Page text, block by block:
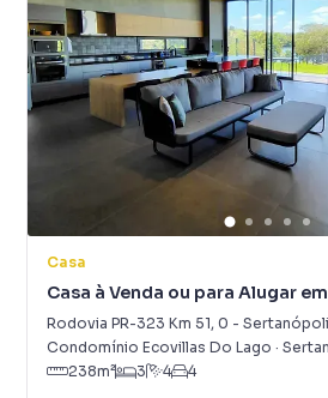
Casa
Casa à Venda ou para Alugar
Rodovia PR-323 Km 51, 0 -
Condomínio Ecovillas Do Lago ·
238m² 3 4 4